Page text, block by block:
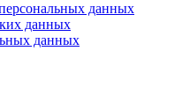
данных
данных
данных